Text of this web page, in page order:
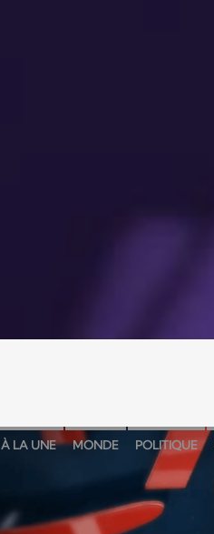
À LA UNE MONDE POLITIQUE